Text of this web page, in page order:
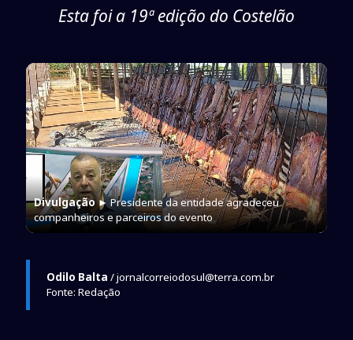
Esta foi a 19ª edição do Costelão
Divulgação► Presidente da entidade agradeceu
companheiros e parceiros do evento
Odilo Balta / jornalcorreiodosul@terra.com.br
Fonte: Redação